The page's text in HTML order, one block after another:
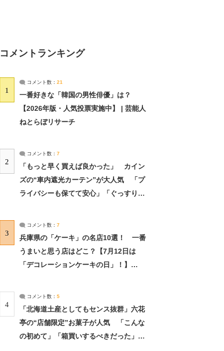
コメントランキング
1
コメント数： 21
一番好きな「韓国の男性俳優」は？
【2026年版・人気投票実施中】 | 芸能人
ねとらぼリサーチ
2
コメント数： 7
「もっと早く買えば良かった」 カイン
ズの“車内遮光カーテン”が大人気 「プ
ライバシーも保てて安心」「ぐっすり眠
3
コメント数： 7
兵庫県の「ケーキ」の名店10選！ 一番
うまいと思う店はどこ？【7月12日は
「デコレーションケーキの日」！】
4
コメント数： 5
「北海道土産としてもセンス抜群」六花
亭の“店舗限定”お菓子が人気 「こんな
の初めて」「箱買いするべきだった」